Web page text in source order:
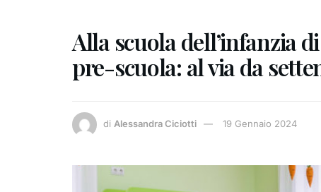
Alla scuola dell’infanzia
pre-scuola: al via da
di Alessandra Ciciotti 19 Gennaio 2024